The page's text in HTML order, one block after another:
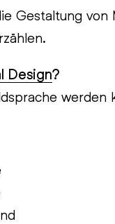
Gestaltung von
Design?